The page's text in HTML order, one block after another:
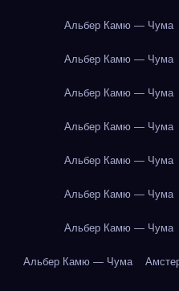
Альбер Камю — Чума
Альбер Камю — Чума
Альбер Камю — Чума
Альбер Камю — Чума
Альбер Камю — Чума
Альбер Камю — Чума
Альбер Камю — Чума
Альбер Камю — Чума